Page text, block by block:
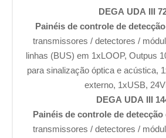
DEGA UDA III
Painéis de controle de
transmissores / detectores /
linhas (BUS) em 1xLOOP, Outpus
para sinalização óptica e acústica,
externo, 1xUSB,
DEGA UDA III
Painéis de controle de detecção
transmissores / detectores /